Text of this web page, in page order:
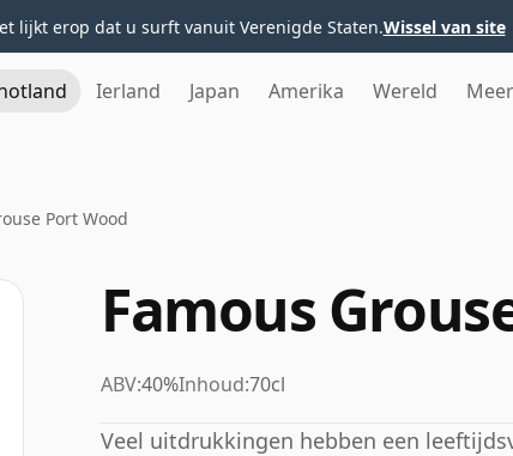
lijkt erop dat u surft vanuit Verenigde Staten.Wissel van site
Ierland Japan Amerika Wereld Meer
Port Wood
Famous
ABV:40%Inhoud:70cl
Veel uitdrukkingen hebben een